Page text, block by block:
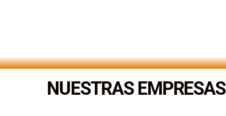
NUESTRAS EMPRESAS